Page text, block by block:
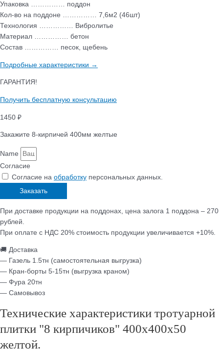
Упаковка …………… поддон
Кол-во на поддоне …………… 7,6м2 (46шт)
Технология …………… Вибролитье
Материал …………… бетон
Состав …………… песок, щебень
Подробные характеристики →
ГАРАНТИЯ!
Получить бесплатную консультацию
1450 ₽
Закажите 8-кирпичей 400мм желтые
Name
Согласие
Согласие на обработку персональных данных.
Заказать
При доставке продукции на поддонах, цена залога 1 поддона – 270
рублей.
При оплате с НДС 20% стоимость продукции увеличивается +10%.
🚚 Доставка
— Газель 1.5тн (самостоятельная выгрузка)
— Кран-борты 5-15тн (выгрузка краном)
— Фура 20тн
— Самовывоз
Технические характеристики тротуарной
плитки "8 кирпичиков" 400х400х50
желтой.